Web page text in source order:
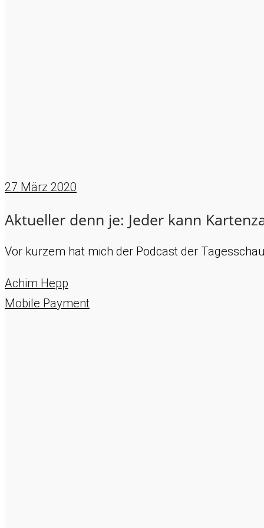
27 März 2020
Aktueller denn je: Jeder kann
Vor kurzem hat mich der Podcast der
Achim Hepp
Mobile Payment